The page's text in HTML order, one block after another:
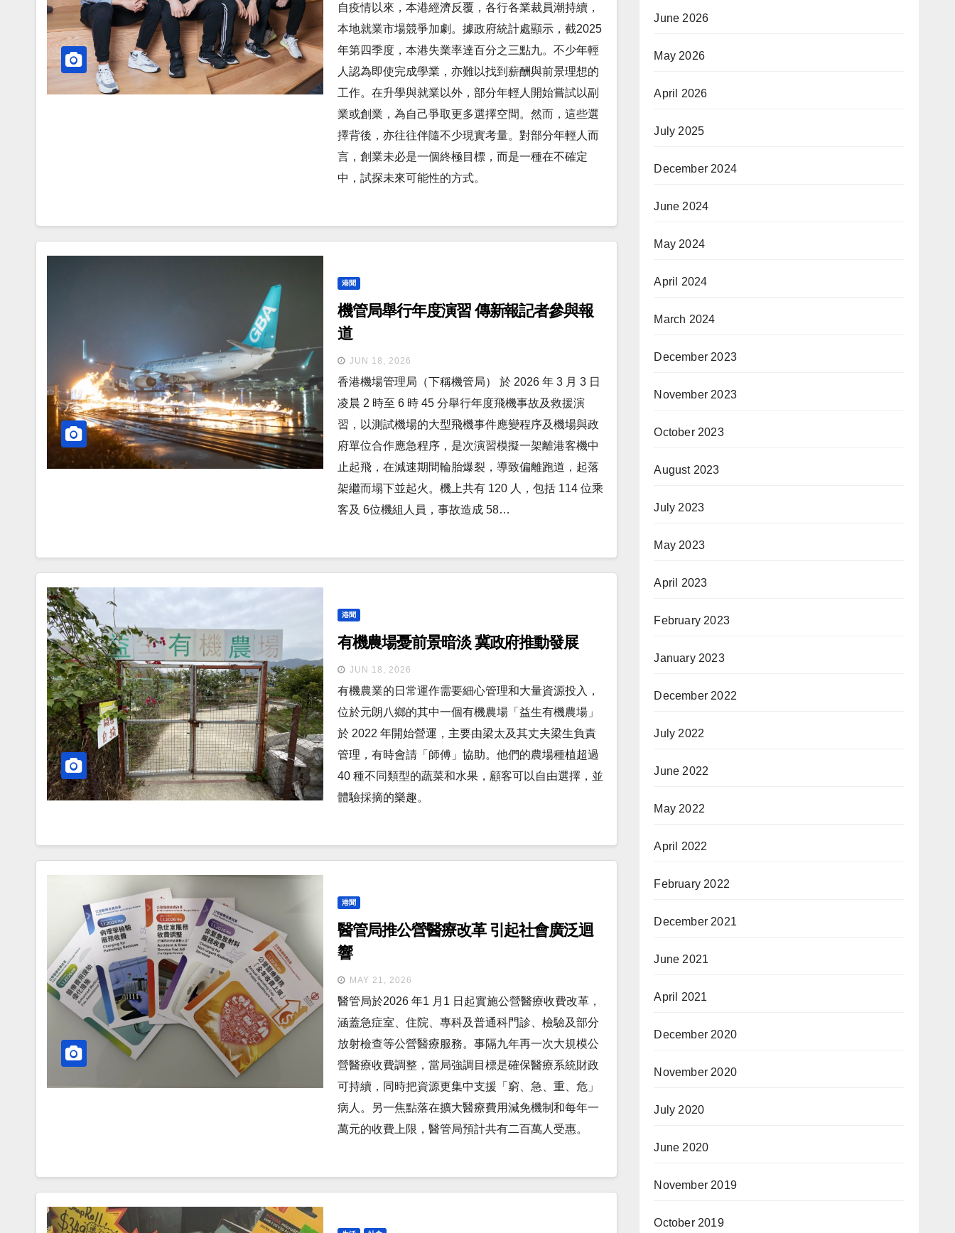
自疫情以來，本港經濟反覆，各行各業裁員潮持續，
本地就業市場競爭加劇。據政府統計處顯示，截2025
年第四季度，本港失業率達百分之三點九。不少年輕
人認為即使完成學業，亦難以找到薪酬與前景理想的
工作。在升學與就業以外，部分年輕人開始嘗試以副
業或創業，為自己爭取更多選擇空間。然而，這些選
擇背後，亦往往伴隨不少現實考量。對部分年輕人而
言，創業未必是一個終極目標，而是一種在不確定
中，試探未來可能性的方式。
港聞
機管局舉行年度演習 傳新報記者參與報
道
JUN 18, 2026
香港機場管理局（下稱機管局） 於 2026 年 3 月 3 日
凌晨 2 時至 6 時 45 分舉行年度飛機事故及救援演
習，以測試機場的大型飛機事件應變程序及機場與政
府單位合作應急程序，是次演習模擬一架離港客機中
止起飛，在減速期間輪胎爆裂，導致偏離跑道，起落
架繼而塌下並起火。機上共有 120 人，包括 114 位乘
客及 6位機組人員，事故造成 58…
港聞
有機農場憂前景暗淡 冀政府推動發展
JUN 18, 2026
有機農業的日常運作需要細心管理和大量資源投入，
位於元朗八鄉的其中一個有機農場「益生有機農場」
於 2022 年開始營運，主要由梁太及其丈夫梁生負責
管理，有時會請「師傅」協助。他們的農場種植超過
40 種不同類型的蔬菜和水果，顧客可以自由選擇，並
體驗採摘的樂趣。
港聞
醫管局推公營醫療改革 引起社會廣泛迴
響
MAY 21, 2026
醫管局於2026 年1 月1 日起實施公營醫療收費改革，
涵蓋急症室、住院、專科及普通科門診、檢驗及部分
放射檢查等公營醫療服務。事隔九年再一次大規模公
營醫療收費調整，當局強調目標是確保醫療系統財政
可持續，同時把資源更集中支援「窮、急、重、危」
病人。另一焦點落在擴大醫療費用減免機制和每年一
萬元的收費上限，醫管局預計共有二百萬人受惠。
June 2026
May 2026
April 2026
July 2025
December 2024
June 2024
May 2024
April 2024
March 2024
December 2023
November 2023
October 2023
August 2023
July 2023
May 2023
April 2023
February 2023
January 2023
December 2022
July 2022
June 2022
May 2022
April 2022
February 2022
December 2021
June 2021
April 2021
December 2020
November 2020
July 2020
June 2020
November 2019
October 2019